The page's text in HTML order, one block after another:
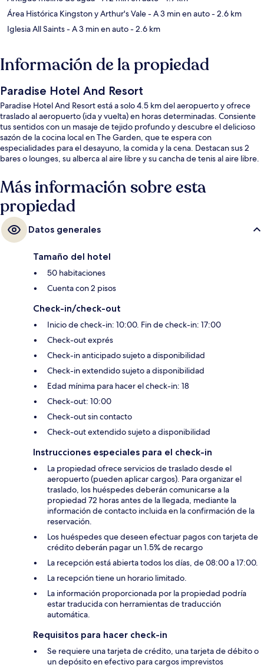
Área Histórica Kingston y Arthur's Vale- A 3 min en auto- 2.6 km
Iglesia All Saints- A 3 min en auto- 2.6 km
Información de la propiedad
Paradise Hotel And Resort
Paradise Hotel And Resort está a solo 4.5 km del aeropuerto y ofrece
traslado al aeropuerto (ida y vuelta) en horas determinadas. Consiente
tus sentidos con un masaje de tejido profundo y descubre el delicioso
sazón de la cocina local en The Garden, que te espera con
especialidades para el desayuno, la comida y la cena. Destacan sus 2
bares o lounges, su alberca al aire libre y su cancha de tenis al aire libre.
Más información sobre esta
propiedad
Datos generales
Tamaño del hotel
50 habitaciones
Cuenta con 2 pisos
Check-in/check-out
Inicio de check-in: 10:00. Fin de check-in: 17:00
Check-out exprés
Check-in anticipado sujeto a disponibilidad
Check-in extendido sujeto a disponibilidad
Edad mínima para hacer el check-in: 18
Check-out: 10:00
Check-out sin contacto
Check-out extendido sujeto a disponibilidad
Instrucciones especiales para el check-in
La propiedad ofrece servicios de traslado desde el
aeropuerto (pueden aplicar cargos). Para organizar el
traslado, los huéspedes deberán comunicarse a la
propiedad 72 horas antes de la llegada, mediante la
información de contacto incluida en la confirmación de la
reservación.
Los huéspedes que deseen efectuar pagos con tarjeta de
crédito deberán pagar un 1.5% de recargo
La recepción está abierta todos los días, de 08:00 a 17:00.
La recepción tiene un horario limitado.
La información proporcionada por la propiedad podría
estar traducida con herramientas de traducción
automática.
Requisitos para hacer check-in
Se requiere una tarjeta de crédito, una tarjeta de débito o
un depósito en efectivo para cargos imprevistos